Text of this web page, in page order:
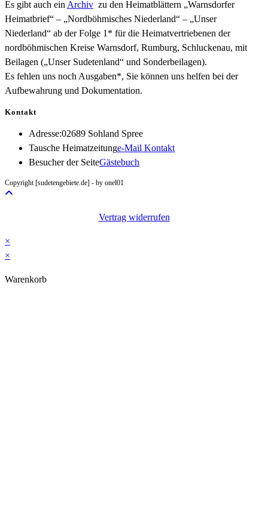
Es gibt auch ein Archiv zu den Heimatblättern „Warnsdorfer
Heimatbrief“ – „Nordböhmisches Niederland“ – „Unser
Niederland“ ab der Folge 1* für die Heimatvertriebenen der
nordböhmischen Kreise Warnsdorf, Rumburg, Schluckenau, mit
Beilagen („Unser Sudetenland“ und Sonderbeilagen).
Es fehlen uns noch Ausgaben*, Sie können uns helfen bei der
Aufbewahrung und Dokumentation.
Kontakt
Adresse:02689 Sohland Spree
Tausche Heimatzeitunge-Mail KontaktOpens
Besucher der SeiteGästebuch
Copyright [sudetengebiete.de] - by onel01
Vertrag widerrufen
×
×
Warenkorb